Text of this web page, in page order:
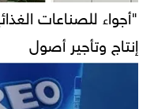
"أجواء للصناعات
إنتاج وتأجير أصول